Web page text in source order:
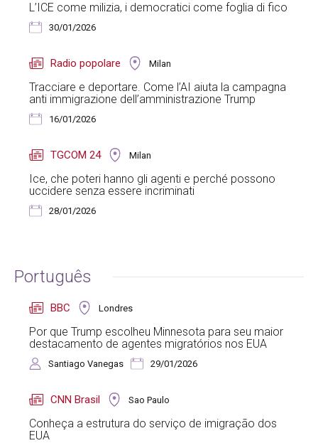
L’ICE come milizia, i democratici come foglia di fico
30/01/2026
Radio popolare Milan
Tracciare e deportare. Come l’AI aiuta la campagna
anti immigrazione dell’amministrazione Trump
16/01/2026
TGCOM 24 Milan
Ice, che poteri hanno gli agenti e perché possono
uccidere senza essere incriminati
28/01/2026
Português
BBC Londres
Por que Trump escolheu Minnesota para seu maior
destacamento de agentes migratórios nos EUA
Santiago Vanegas 29/01/2026
CNN Brasil Sao Paulo
Conheça a estrutura do serviço de imigração dos
EUA